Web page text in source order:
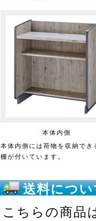
本体内側
本体内側には荷物を収納でき
棚が付いています。
送料につ
こちらの商品